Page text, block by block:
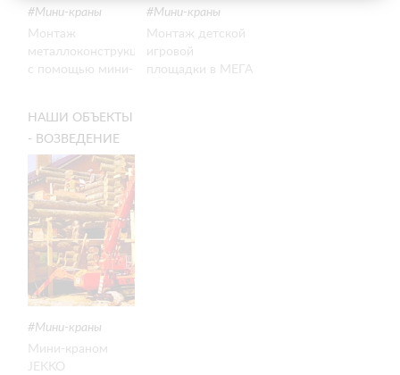
Мини-краны
Монтаж
металлоконструкций
с помощью мини-
Мини-краны
Монтаж детской
игровой
площадки в МЕГА
НАШИ ОБЪЕКТЫ
- ВОЗВЕДЕНИЕ
ПРИСТРОЙКИ К
ДОМУ
Мини-краны
Мини-краном
JEKKO